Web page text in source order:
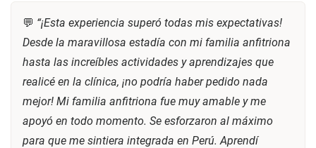
💬 “¡Esta experiencia superó todas mis expectativas!
Desde la maravillosa estadía con mi familia anfitriona
hasta las increíbles actividades y aprendizajes que
realicé en la clínica, ¡no podría haber pedido nada
mejor! Mi familia anfitriona fue muy amable y me
apoyó en todo momento. Se esforzaron al máximo
para que me sintiera integrada en Perú. Aprendí